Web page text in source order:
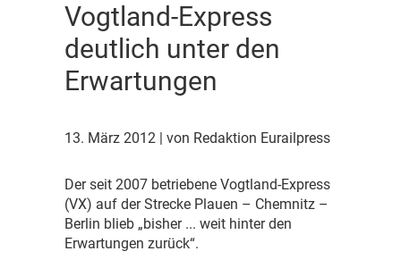
Vogtland-Express
deutlich unter den
Erwartungen
13. März 2012 | von Redaktion Eurailpress
Der seit 2007 betriebene Vogtland-Express
(VX) auf der Strecke Plauen – Chemnitz –
Berlin blieb „bisher ... weit hinter den
Erwartungen zurück“.